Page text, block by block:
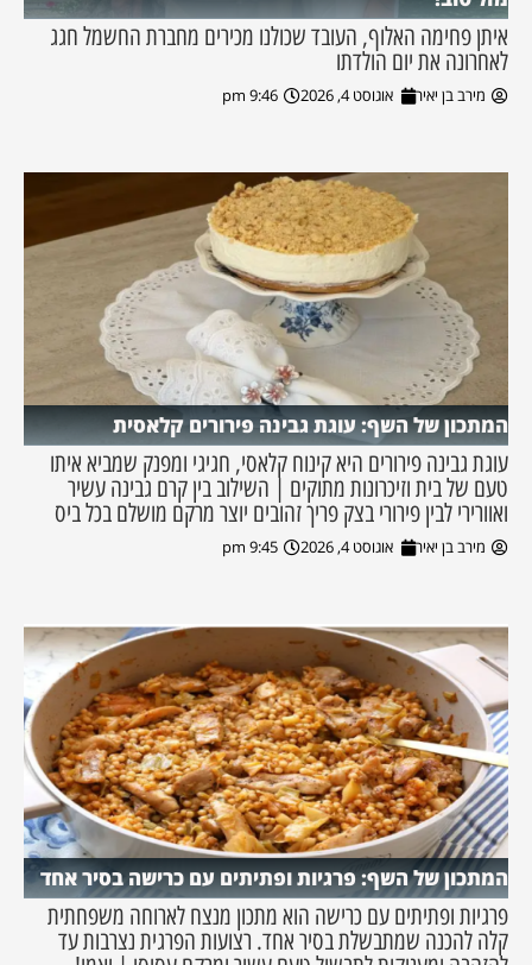
איתן פחימה האלוף, העובד שכולנו מכירים מחברת החשמל חגג
לאחרונה את יום הולדתו
מירב בן יאיר אוגוסט 4, 2026 9:46 pm
המתכון של השף: עוגת גבינה פירורים קלאסית
עוגת גבינה פירורים היא קינוח קלאסי, חגיגי ומפנק שמביא איתו
טעם של בית וזיכרונות מתוקים | השילוב בין קרם גבינה עשיר
ואוורירי לבין פירורי בצק פריך זהובים יוצר מרקם מושלם בכל ביס
מירב בן יאיר אוגוסט 4, 2026 9:45 pm
המתכון של השף: פרגיות ופתיתים עם כרישה בסיר אחד
פרגיות ופתיתים עם כרישה הוא מתכון מנצח לארוחה משפחתית
קלה להכנה שמתבשלת בסיר אחד. רצועות הפרגית נצרבות עד